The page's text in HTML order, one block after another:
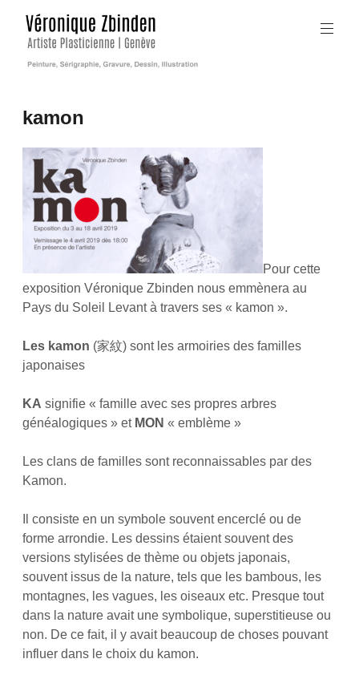
au
contenu
principal
Véronique
Zbinden,
Artiste
Plasticien,
Genève,
Suisse
Gravure,
Illustration
kamon
Pour cette
exposition Véronique Zbinden nous emmènera au
Pays du Soleil Levant à travers ses « kamon ».
Les kamon (家紋) sont les armoiries des familles
japonaises
KA signifie « famille avec ses propres arbres
généalogiques » et MON « emblème »
Les clans de familles sont reconnaissables par des
Kamon.
Il consiste en un symbole souvent encerclé ou de
forme arrondie. Les dessins étaient souvent des
versions stylisées de thème ou objets japonais,
souvent issus de la nature, tels que les bambous, les
montagnes, les vagues, les oiseaux etc. Presque tout
dans la nature avait une symbolique, superstitieuse ou
non. De ce fait, il y avait beaucoup de choses pouvant
influer dans le choix du kamon.